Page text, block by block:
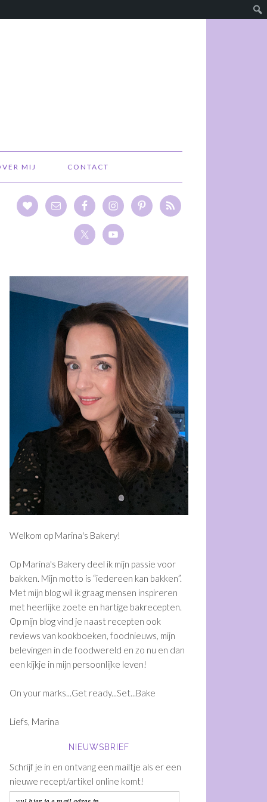
MIJ CONTACT
Welkom op Marina's Bakery!
Op Marina's Bakery deel ik mijn passie voor
bakken. Mijn motto is “iedereen kan bakken”.
Met mijn blog wil ik graag mensen inspireren
met heerlijke zoete en hartige bakrecepten.
Op mijn blog vind je naast recepten ook
reviews van kookboeken, foodnieuws, mijn
belevingen in de foodwereld en zo nu en dan
een kijkje in mijn persoonlijke leven!
On your marks...Get ready...Set...Bake
Liefs, Marina
NIEUWSBRIEF
Schrijf je in en ontvang een mailtje als er een
nieuwe recept/artikel online komt!
vul